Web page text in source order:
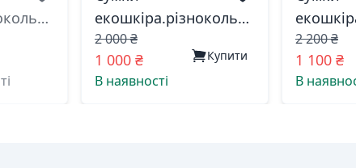
екошкіра.різнокольорова
6953 лоран китай
2 000 ₴
1 000 ₴ Купити
В наявності
0278
2 200 ₴
1 100 ₴
В